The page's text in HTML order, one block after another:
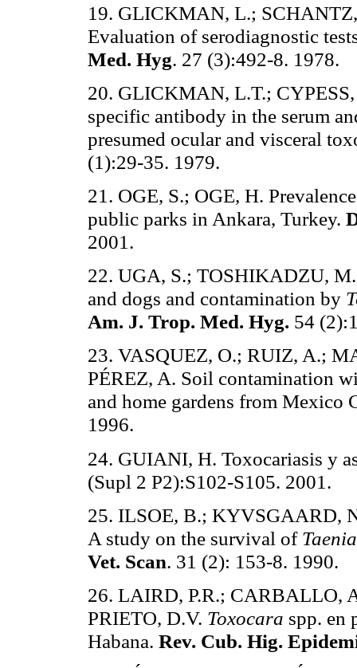
19. GLICKMAN, L.;
Evaluation of serodiagnostic
Med. Hyg. 27 (3):492-8. 1978.
20. GLICKMAN, L.T.;
specific antibody in the serum
presumed ocular and visceral
(1):29-35. 1979.
21. OGE, S.; OGE, H.
public parks in Ankara, Turkey.
2001.
22. UGA, S.; TOSHIKADZU,
and dogs and contamination by
Am. J. Trop. Med. Hyg. 54
23. VASQUEZ, O.; RUIZ, A.;
PÉREZ, A. Soil contamination
and home gardens from Mexico
1996.
24. GUIANI, H. Toxocariasis y
(Supl 2 P2):S102-S105. 2001.
25. ILSOE, B.; KYVSGAARD,
A study on the survival of
Vet. Scan. 31 (2): 153-8. 1990.
26. LAIRD, P.R.; CARBALLO,
PRIETO, D.V. Toxocara spp. en
Habana. Rev. Cub. Hig.